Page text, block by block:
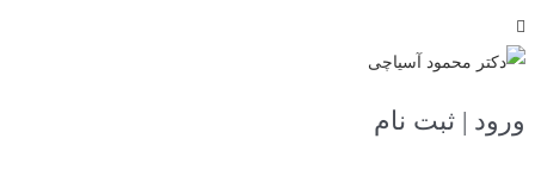
ورود | ثبت نام